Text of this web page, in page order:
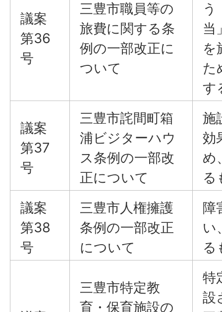
議案
第36
号
三豊市職員等の
旅費に関する条
例の一部改正に
ついて
う
当
を
た
す
議案
第37
号
三豊市詫間町箱
浦ビジターハウ
ス条例の一部改
正について
施
効
め
る
議案
第38
号
三豊市人権擁護
条例の一部改正
について
障
い
る
三豊市特定教
育・保育施設の
特
設